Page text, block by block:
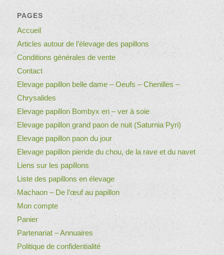
PAGES
Accueil
Articles autour de l’élevage des papillons
Conditions générales de vente
Contact
Elevage papillon belle dame – Oeufs – Chenilles –
Chrysalides
Elevage papillon Bombyx eri – ver à soie
Elevage papillon grand paon de nuit (Saturnia Pyri)
Elevage papillon paon du jour
Elevage papillon pieride du chou, de la rave et du navet
Liens sur les papillons
Liste des papillons en élevage
Machaon – De l’œuf au papillon
Mon compte
Panier
Partenariat – Annuaires
Politique de confidentialité